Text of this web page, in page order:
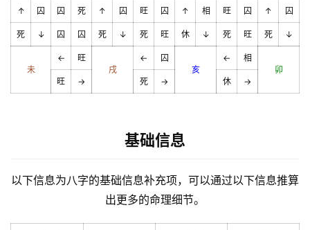
↑ 囚 囚 死 ↑ 囚 旺 囚 ↑ 相 旺 囚 ↑ 囚
死 ↓ 囚 囚 死 ↓ 死 旺 休 ↓ 死 旺 死 ↓
未
←
旺
戌
←
囚
亥
←
相
卯
旺
→ 死 → 休 →
基础信息
以下信息为八字的基础信息补充项，可以通过以下信息推算
出更多的命理细节。